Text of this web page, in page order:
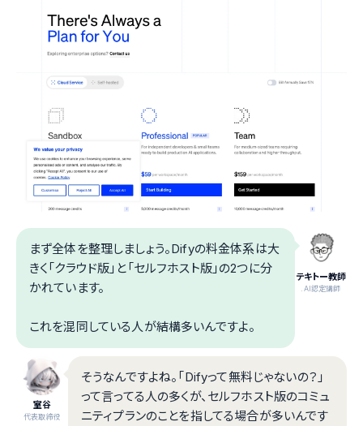
テキトー教師
.AI認定講師
まず全体を整理しましょう。Difyの料金体系は大
きく「クラウド版」と「セルフホスト版」の2つに分
かれています。
これを混同している人が結構多いんですよ。
室谷
代表取締役
そうなんですよね。「Difyって無料じゃないの？」
って言ってる人の多くが、セルフホスト版のコミュ
ニティプランのことを指してる場合が多いんです